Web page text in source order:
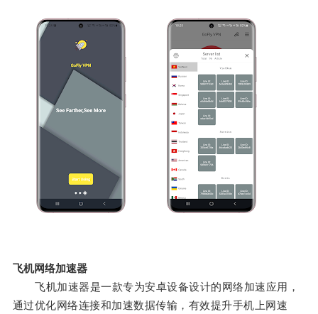
飞机网络加速器
飞机加速器是一款专为安卓设备设计的网络加速应用，
通过优化网络连接和加速数据传输，有效提升手机上网速